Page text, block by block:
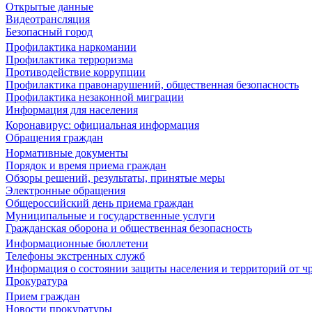
Открытые данные
Видеотрансляция
Безопасный город
Профилактика наркомании
Профилактика терроризма
Противодействие коррупции
Профилактика правонарушений, общественная безопасность
Профилактика незаконной миграции
Информация для населения
Коронавирус: официальная информация
Обращения граждан
Нормативные документы
Порядок и время приема граждан
Обзоры решений, результаты, принятые меры
Электронные обращения
Общероссийский день приема граждан
Муниципальные и государственные услуги
Гражданская оборона и общественная безопасность
Информационные бюллетени
Телефоны экстренных служб
Информация о состоянии защиты населения и территорий от
Прокуратура
Прием граждан
Новости прокуратуры